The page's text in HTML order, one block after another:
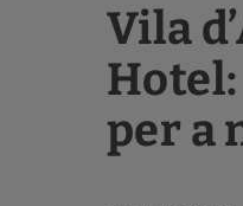
Vila
per a